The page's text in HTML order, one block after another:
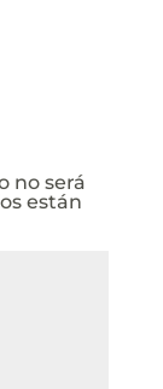
no será
están